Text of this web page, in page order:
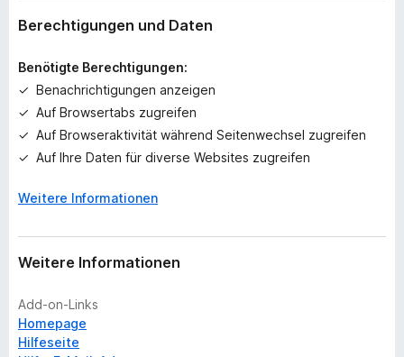
k
i
e
B
e
w
r
g
n
v
o
Berechtigungen und Daten
Benötigte Berechtigungen:
Benachrichtigungen anzeigen
Auf Browsertabs zugreifen
Auf Browseraktivität während Seitenwechsel zugreifen
Auf Ihre Daten für diverse Websites zugreifen
Weitere Informationen
Weitere Informationen
Add-on-Links
Homepage
Hilfeseite